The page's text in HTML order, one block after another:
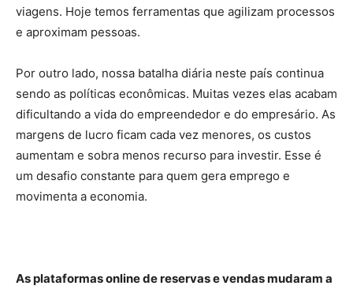
viagens. Hoje temos ferramentas que agilizam processos
e aproximam pessoas.
Por outro lado, nossa batalha diária neste país continua
sendo as políticas econômicas. Muitas vezes elas acabam
dificultando a vida do empreendedor e do empresário. As
margens de lucro ficam cada vez menores, os custos
aumentam e sobra menos recurso para investir. Esse é
um desafio constante para quem gera emprego e
movimenta a economia.
As plataformas online de reservas e vendas mudaram a